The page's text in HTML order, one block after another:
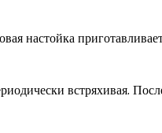
настойка
встряхивая.